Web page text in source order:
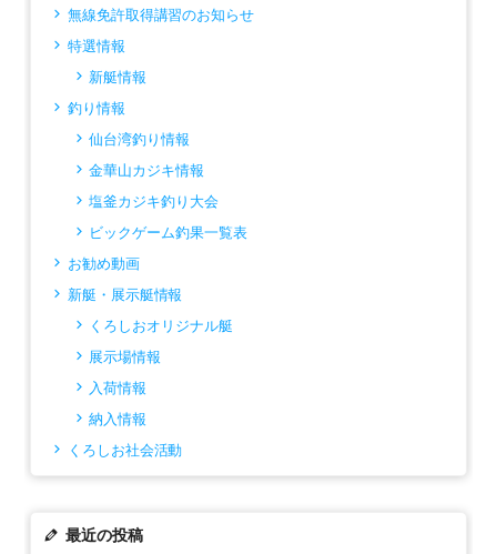
無線免許取得講習のお知らせ
特選情報
新艇情報
釣り情報
仙台湾釣り情報
金華山カジキ情報
塩釜カジキ釣り大会
ビックゲーム釣果一覧表
お勧め動画
新艇・展示艇情報
くろしおオリジナル艇
展示場情報
入荷情報
納入情報
くろしお社会活動
最近の投稿